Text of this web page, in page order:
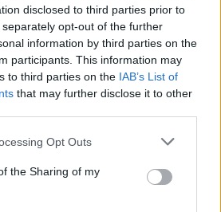
disclosed to third parties prior to
opt-out of the further
information by third parties on the
participants. This information may
to third parties on the IAB’s List of
that may further disclose it to other
app uses one or more Google
usage behaviour. You may click to
Google and its third-party tags to
specified purposes in below Google
Opt Outs
the Sharing of my